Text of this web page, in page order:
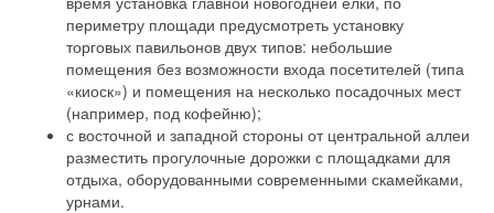
периметру площади предусмотреть установку
торговых павильонов двух типов: небольшие
помещения без возможности входа посетителей (типа
«киоск») и помещения на несколько посадочных мест
(например, под кофейню);
с восточной и западной стороны от центральной аллеи
разместить прогулочные дорожки с площадками для
отдыха, оборудованными современными скамейками,
урнами.